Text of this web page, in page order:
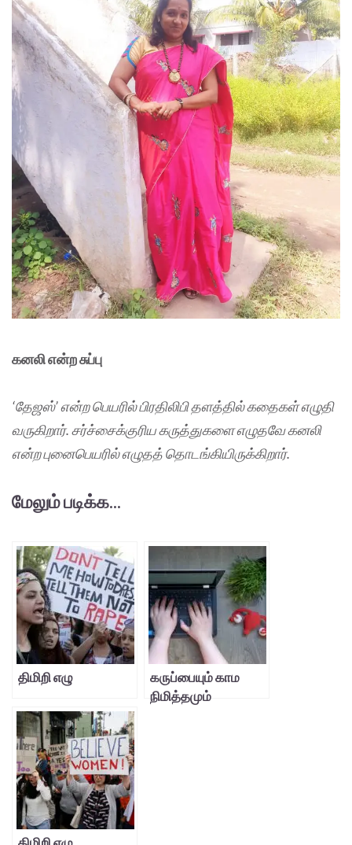
கனலி என்ற சுப்பு
‘தேஜஸ்’ என்ற பெயரில் பிரதிலிபி தளத்தில் கதைகள் எழுதி
வருகிறார். சர்ச்சைக்குரிய கருத்துகளை எழுதவே கனலி
என்ற புனைபெயரில் எழுதத் தொடங்கியிருக்கிறார்.
மேலும் படிக்க...
திமிறி எழு
கருப்பையும் காம
நிமித்தமும்